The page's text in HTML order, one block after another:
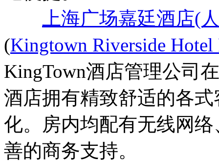
上海广场嘉廷酒店(
(Kingtown Riverside Hotel
KingTown酒店管理公司
酒店拥有精致舒适的各
化。房内均配有无线网
善的商务支持。